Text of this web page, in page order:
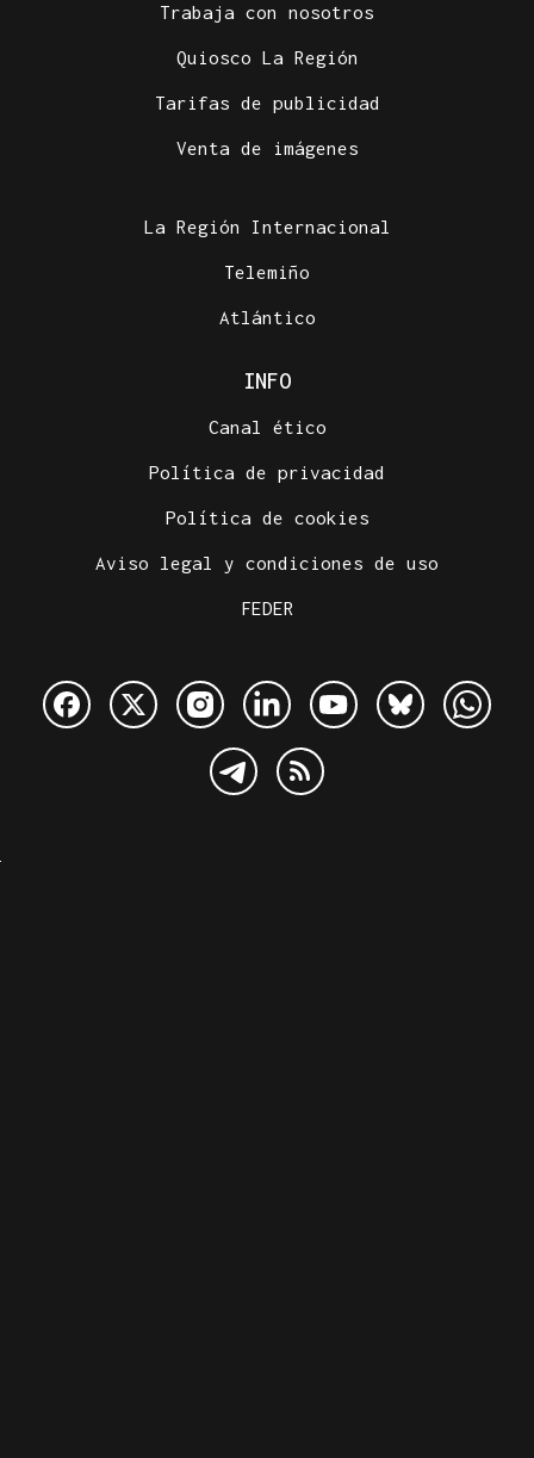
Trabaja con nosotros
Quiosco La Región
Tarifas de publicidad
Venta de imágenes
La Región Internacional
Telemiño
Atlántico
INFO
Canal ético
Política de privacidad
Política de cookies
Aviso legal y condiciones de uso
FEDER